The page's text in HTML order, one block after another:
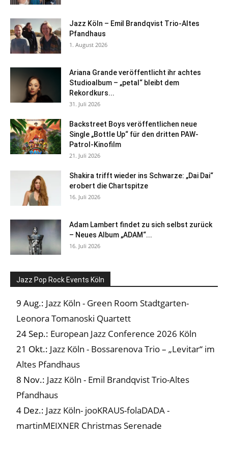
Jazz Köln – Emil Brandqvist Trio-Altes
Pfandhaus
1. August 2026
Ariana Grande veröffentlicht ihr achtes
Studioalbum – „petal“ bleibt dem
Rekordkurs...
31. Juli 2026
Backstreet Boys veröffentlichen neue
Single „Bottle Up“ für den dritten PAW-
Patrol-Kinofilm
21. Juli 2026
Shakira trifft wieder ins Schwarze: „Dai Dai“
erobert die Chartspitze
16. Juli 2026
Adam Lambert findet zu sich selbst zurück
– Neues Album „ADAM“...
16. Juli 2026
Jazz Pop Rock Events Köln
9 Aug.: Jazz Köln - Green Room Stadtgarten-
Leonora Tomanoski Quartett
24 Sep.: European Jazz Conference 2026 Köln
21 Okt.: Jazz Köln - Bossarenova Trio – „Levitar“ im
Altes Pfandhaus
8 Nov.: Jazz Köln - Emil Brandqvist Trio-Altes
Pfandhaus
4 Dez.: Jazz Köln- jooKRAUS-folaDADA -
martinMEIXNER Christmas Serenade